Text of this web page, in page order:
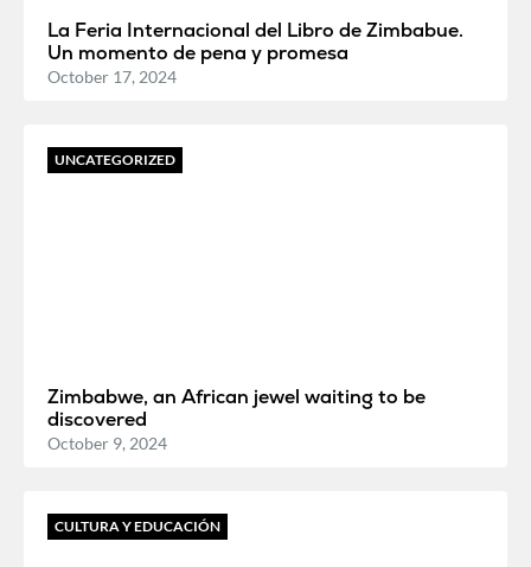
La Feria Internacional del Libro de Zimbabue.
Un momento de pena y promesa
October 17, 2024
UNCATEGORIZED
Zimbabwe, an African jewel waiting to be
discovered
October 9, 2024
CULTURA Y EDUCACIÓN